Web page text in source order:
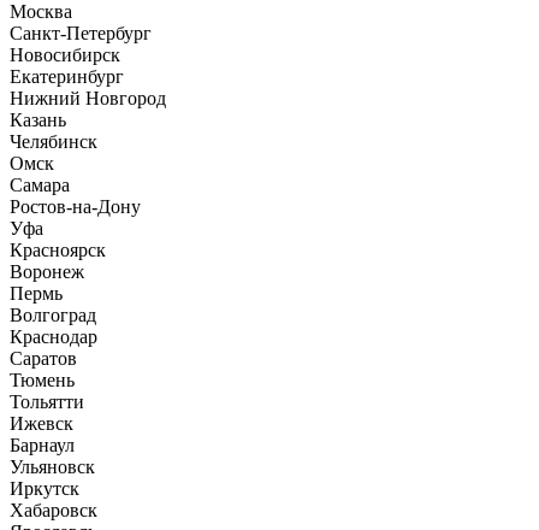
Москва
Санкт-Петербург
Новосибирск
Екатеринбург
Нижний Новгород
Казань
Челябинск
Омск
Самара
Ростов-на-Дону
Уфа
Красноярск
Воронеж
Пермь
Волгоград
Краснодар
Саратов
Тюмень
Тольятти
Ижевск
Барнаул
Ульяновск
Иркутск
Хабаровск